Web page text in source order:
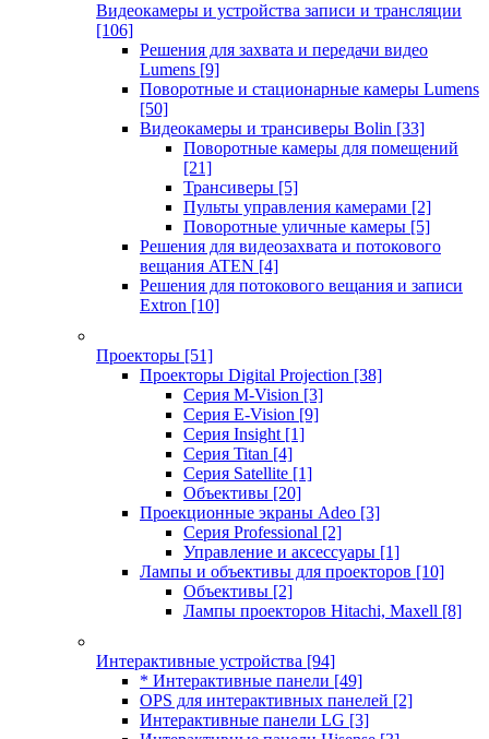
Видеокамеры и устройства записи и трансляции
[106]
Решения для захвата и передачи видео
Lumens [9]
Поворотные и стационарные камеры Lumens
[50]
Видеокамеры и трансиверы Bolin [33]
Поворотные камеры для помещений
[21]
Трансиверы [5]
Пульты управления камерами [2]
Поворотные уличные камеры [5]
Решения для видеозахвата и потокового
вещания ATEN [4]
Решения для потокового вещания и записи
Extron [10]
Проекторы [51]
Проекторы Digital Projection [38]
Серия M-Vision [3]
Серия E-Vision [9]
Серия Insight [1]
Серия Titan [4]
Серия Satellite [1]
Объективы [20]
Проекционные экраны Adeo [3]
Серия Professional [2]
Управление и аксессуары [1]
Лампы и объективы для проекторов [10]
Объективы [2]
Лампы проекторов Hitachi, Maxell [8]
Интерактивные устройства [94]
* Интерактивные панели [49]
OPS для интерактивных панелей [2]
Интерактивные панели LG [3]